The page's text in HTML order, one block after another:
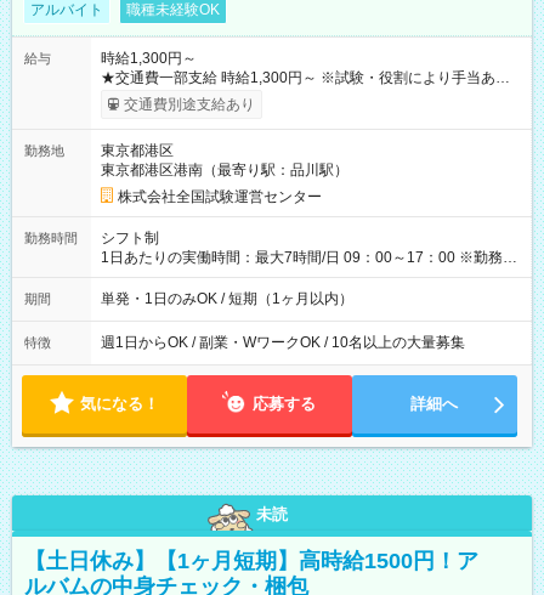
アルバイト 職種未経験OK
給与
時給1,300円～
★交通費一部支給 時給1,300円～ ※試験・役割により手当あり
※勤務回数により昇給あり 【即給（前払い）オプションあ
り！】 希望される場合、勤務から1週間ほどで給与の一部を受け
例】 ・河合塾模擬試験 8:30～17:30（休憩1時間） 時給1,300円
×8時間＝日収10,400円＋交通費 ※当日の役割により時給＋100
円の場合あり ・国家試験 7:00～13:30（休憩なし） 時給1,300
円（役割手当＋100円）×6時間＝日収8,400円＋交通費 【試用期
間】試用期間なし
交通費別途支給あり
勤務地
東京都港区
東京都港区港南（最寄り駅：品川駅）
株式会社全国試験運営センター
勤務時間
シフト制
1日あたりの実働時間：最大7時間/日 09：00～17：00 ※勤務時
間は 試験により異なります。
期間 単発・1日のみOK / 短期（1ヶ月以内）
特徴 週1日からOK / 副業・WワークOK / 10名以上の大量募集
気になる！ 応募する 詳細へ
未読
【土日休み】【1ヶ月短期】高時給1500円！ア
ルバムの中身チェック・梱包